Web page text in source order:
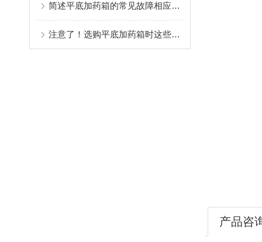
简述平底加药箱的常见故障相应解决方法
注意了！选购平底加药箱时这些关键因素要多多考虑
产品咨